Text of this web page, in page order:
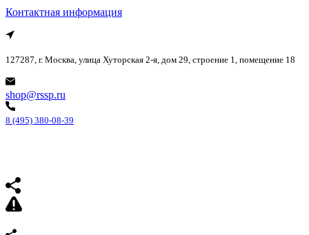
Контактная информация
127287, г. Москва, улица Хуторская 2-я, дом 29, строение 1, помещение 18
shop@rssp.ru
8 (495) 380-08-39